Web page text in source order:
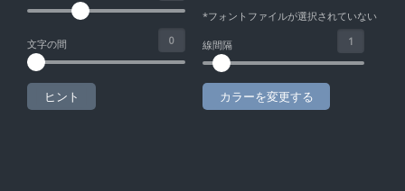
文字の間
ヒント
*フォントファイルが選択されていない
線間隔
カラーを変更する